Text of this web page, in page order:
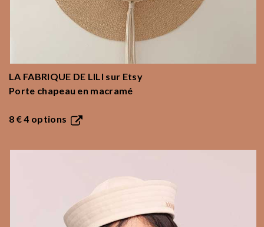
LA FABRIQUE DE LILI sur Etsy
Porte chapeau en macramé
8 €4 options